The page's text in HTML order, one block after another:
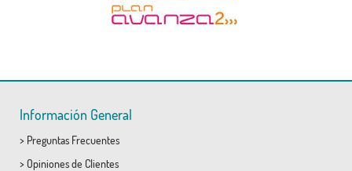
Información General
> Preguntas Frecuentes
> Opiniones de Clientes